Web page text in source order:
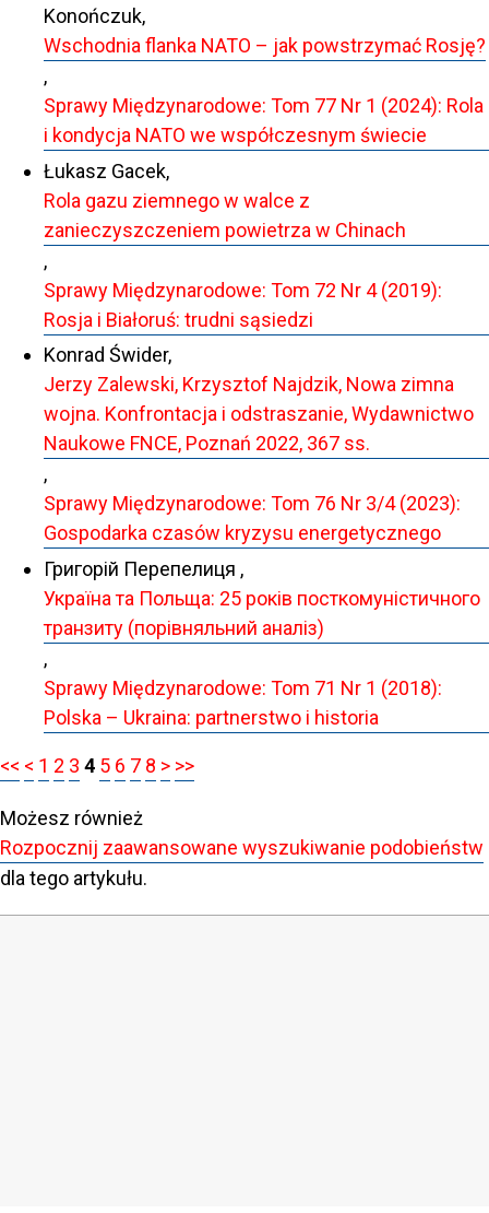
Konończuk,
Wschodnia flanka NATO – jak powstrzymać Rosję?
,
Sprawy Międzynarodowe: Tom 77 Nr 1 (2024): Rola
i kondycja NATO we współczesnym świecie
Łukasz Gacek,
Rola gazu ziemnego w walce z
zanieczyszczeniem powietrza w Chinach
,
Sprawy Międzynarodowe: Tom 72 Nr 4 (2019):
Rosja i Białoruś: trudni sąsiedzi
Konrad Świder,
Jerzy Zalewski, Krzysztof Najdzik, Nowa zimna
wojna. Konfrontacja i odstraszanie, Wydawnictwo
Naukowe FNCE, Poznań 2022, 367 ss.
,
Sprawy Międzynarodowe: Tom 76 Nr 3/4 (2023):
Gospodarka czasów kryzysu energetycznego
Григорій Перепелиця ,
Україна та Польща: 25 років посткомуністичного
транзиту (порівняльний аналіз)
,
Sprawy Międzynarodowe: Tom 71 Nr 1 (2018):
Polska – Ukraina: partnerstwo i historia
<< < 1 2 3 4 5 6 7 8 > >>
Możesz również
Rozpocznij zaawansowane wyszukiwanie podobieństw
dla tego artykułu.